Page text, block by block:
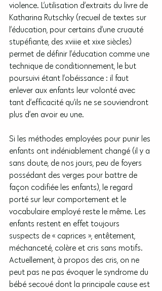
violence. L’utilisation d’extraits du livre de
Katharina Rutschky (recueil de textes sur
l’éducation, pour certains d’une cruauté
stupéfiante, des xviiie et xixe siècles)
permet de définir l’éducation comme une
technique de conditionnement, le but
poursuivi étant l’obéissance : il faut
enlever aux enfants leur volonté avec
tant d’efficacité qu’ils ne se souviendront
plus d’en avoir eu une.
Si les méthodes employées pour punir les
enfants ont indéniablement changé (il y a
sans doute, de nos jours, peu de foyers
possédant des verges pour battre de
façon codifiée les enfants), le regard
porté sur leur comportement et le
vocabulaire employé reste le même. Les
enfants restent en effet toujours
suspects de « caprices », entêtement,
méchanceté, colère et cris sans motifs.
Actuellement, à propos des cris, on ne
peut pas ne pas évoquer le syndrome du
bébé secoué dont la principale cause est